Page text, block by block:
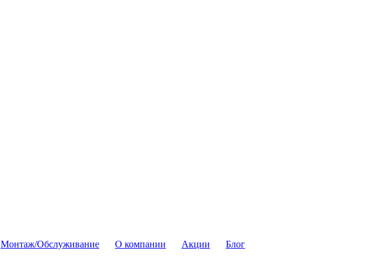
Монтаж/Обслуживание О компании Акции
Блог